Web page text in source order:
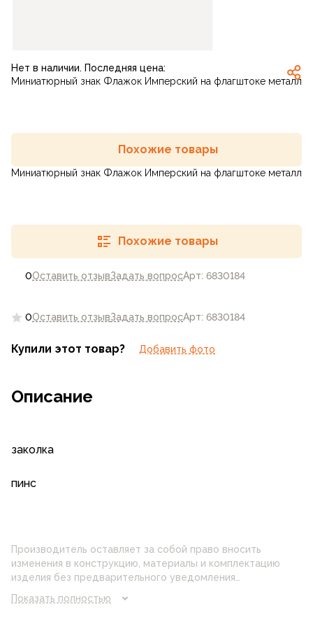
Нет в наличии. Последняя цена:
Миниатюрный знак Флажок Имперский на флагштоке металл
0Оставить отзывЗадать вопросАрт: 6830184
Похожие товары
Миниатюрный знак Флажок Имперский на флагштоке металл
0Оставить отзывЗадать вопросАрт: 6830184
Похожие товары
Купили этот товар? Добавить фото
Описание
заколка
пинс
Производитель оставляет за собой право вносить
изменения в конструкцию, материалы и комплектацию
изделия без предварительного уведомления
отличаться от реального цвета товара, что связано с
Показать полностью